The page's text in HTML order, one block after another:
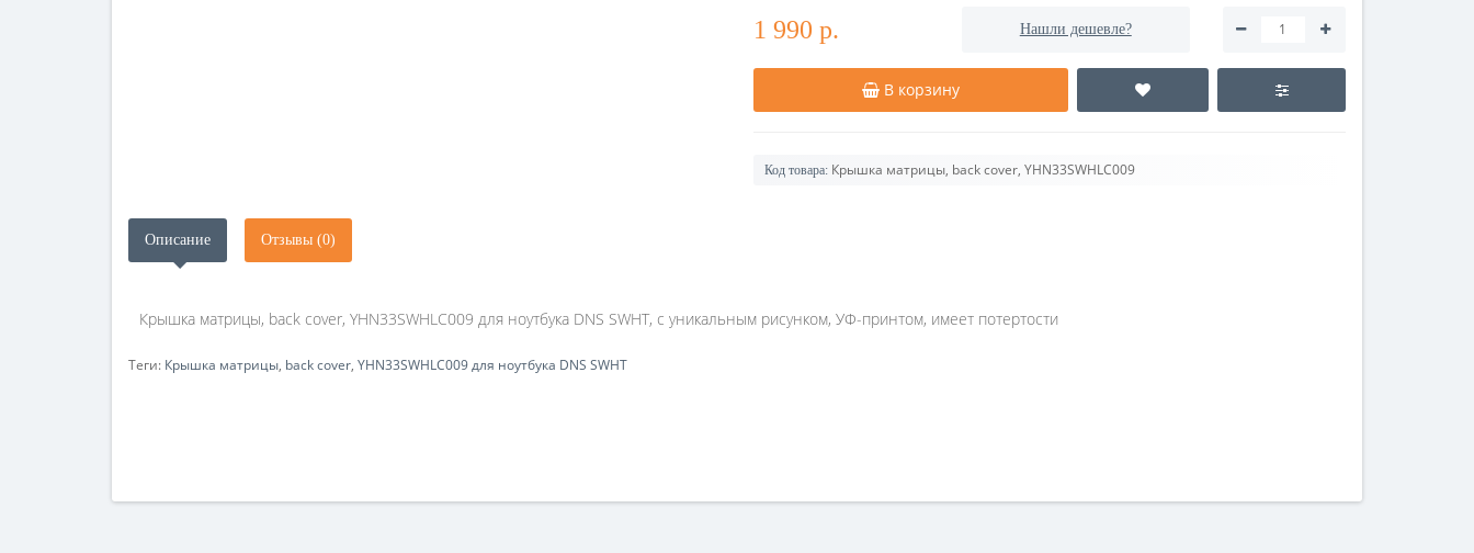
1 990 р. Нашли дешевле?
В корзину
Код товара: Крышка матрицы, back cover, YHN33SWHLC009
Описание Отзывы (0)
Крышка матрицы, back cover, YHN33SWHLC009 для ноутбука DNS SWHT, с уникальным рисунком, УФ-принтом, имеет потертости
Теги: Крышка матрицы, back cover, YHN33SWHLC009 для ноутбука DNS SWHT